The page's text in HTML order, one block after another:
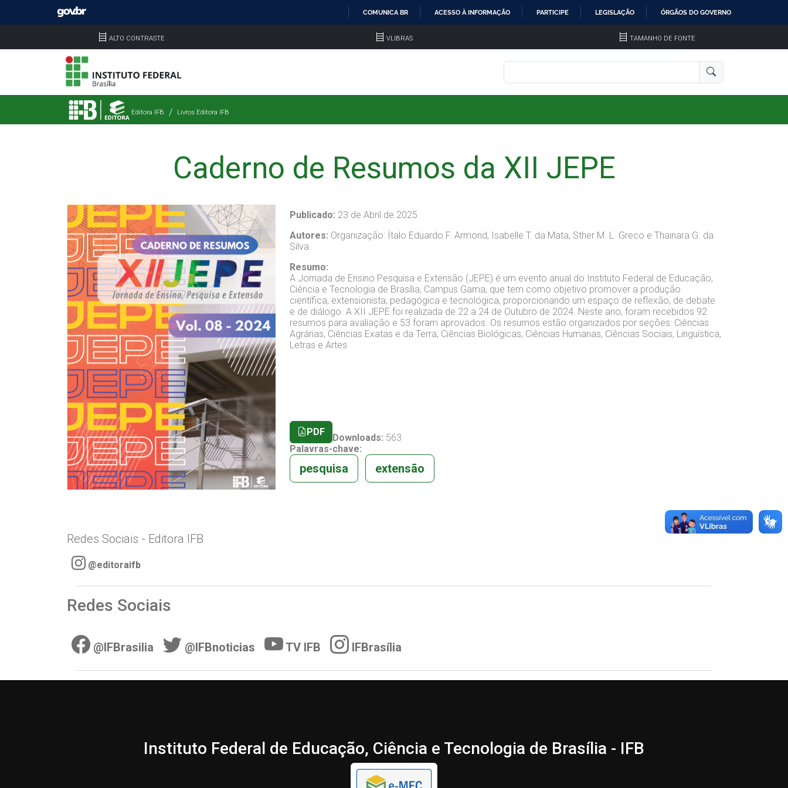
COMUNICA BR ACESSO À INFORMAÇÃO PARTICIPE LEGISLAÇÃO ÓRGÃOS DO GOVERNO
ALTO CONTRASTE VLIBRAS TAMANHO DE FONTE
Editora IFB Livros Editora IFB
Caderno de Resumos da XII JEPE
Publicado: 23 de Abril de 2025
Autores: Organização: Ítalo Eduardo F. Armond, Isabelle T. da Mata, Sther M. L. Greco e Thainara G. da
Silva.
Resumo:
A Jornada de Ensino Pesquisa e Extensão (JEPE) é um evento anual do Instituto Federal de Educação,
Ciência e Tecnologia de Brasília, Campus Gama, que tem como objetivo promover a produção
científica, extensionista, pedagógica e tecnológica, proporcionando um espaço de reflexão, de debate
e de diálogo. A XII JEPE foi realizada de 22 a 24 de Outubro de 2024. Neste ano, foram recebidos 92
resumos para avaliação e 53 foram aprovados. Os resumos estão organizados por seções: Ciências
Agrárias, Ciências Exatas e da Terra, Ciências Biológicas, Ciências Humanas, Ciências Sociais, Linguística,
Letras e Artes
PDF
Downloads: 563
Palavras-chave:
pesquisa extensão
Redes Sociais - Editora IFB
@editoraifb
Redes Sociais
@IFBrasilia @IFBnoticias TV IFB IFBrasília
Instituto Federal de Educação, Ciência e Tecnologia de Brasília - IFB